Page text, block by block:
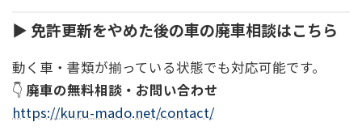
▶ 免許更新をやめた後の車の廃車相談はこちら
動く車・書類が揃っている状態でも対応可能です。
👇 廃車の無料相談・お問い合わせ
https://kuru-mado.net/contact/